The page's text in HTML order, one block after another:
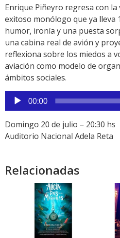
Enrique Piñeyro regresa con la
exitoso monólogo que ya lleva
humor, ironía y una puesta
una cabina real de avión y
reflexiona sobre los miedos a
aviación como modelo de
ámbitos sociales.
Reproductor
de
audio
00:00
Domingo 20 de julio – 20:30 hs
Auditorio Nacional Adela Reta
Relacionadas